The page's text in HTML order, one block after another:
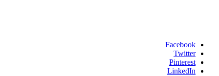
Facebook
Twitter
Pinterest
LinkedIn